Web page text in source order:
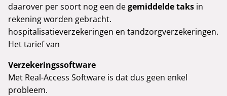
daarover per soort nog een degemiddelde taks in
rekening worden gebracht.
hospitalisatieverzekeringen en tandzorgverzekeringen.
Het tarief van
Verzekeringssoftware
Met Real-Access Software is dat dus geen enkel
probleem.